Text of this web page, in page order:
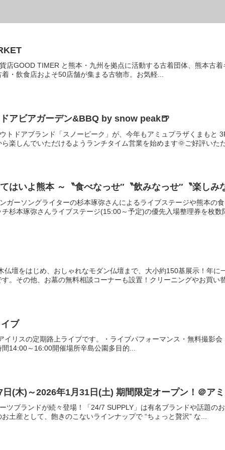
店GOOD TIMER と熊本・九州を拠点に活動する古着団体、熊本古
・飲食店およそ50店舗が集まる古物市。お気軽...
アビアガーデン&BBQ by snow peak🍺
トドアブランド「スノーピーク」が、今年もアミュプラザくまもと
楽しんでいただけるようランチタイム営業を始めます🌞ご好評いた
はいよ熊本 ～〝食べなっせ″〝飲みなっせ″〝楽しみ
ガーソングライターの杉本琢弥さんによるライブステージや熊本の
杉本琢弥さんライブステージ(15:00～予定)の優先入場整理券を枚数
仏壇をはじめ、おしゃれなモダン仏壇まで、大小約150基展示！年
。その他、お墓の無料相談コーナーも設置！クリーニングやお買い
ブ
イリスの定期路上ライブです。・ライブパフォーマンス・無料撮
14:00～16:00開催場所辛島公園多目的...
(木)～2026年1月31日(土) 期間限定オープン！＠ア
ツブランドが続々登場！「24/7 SUPPLY」は有名ブランドや話題の
土産として、飽きのこないラインナップで “ちょっと贅沢” な...